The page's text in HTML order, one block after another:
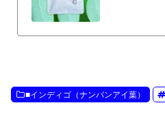
■インディゴ（ナンバンアイ葉）